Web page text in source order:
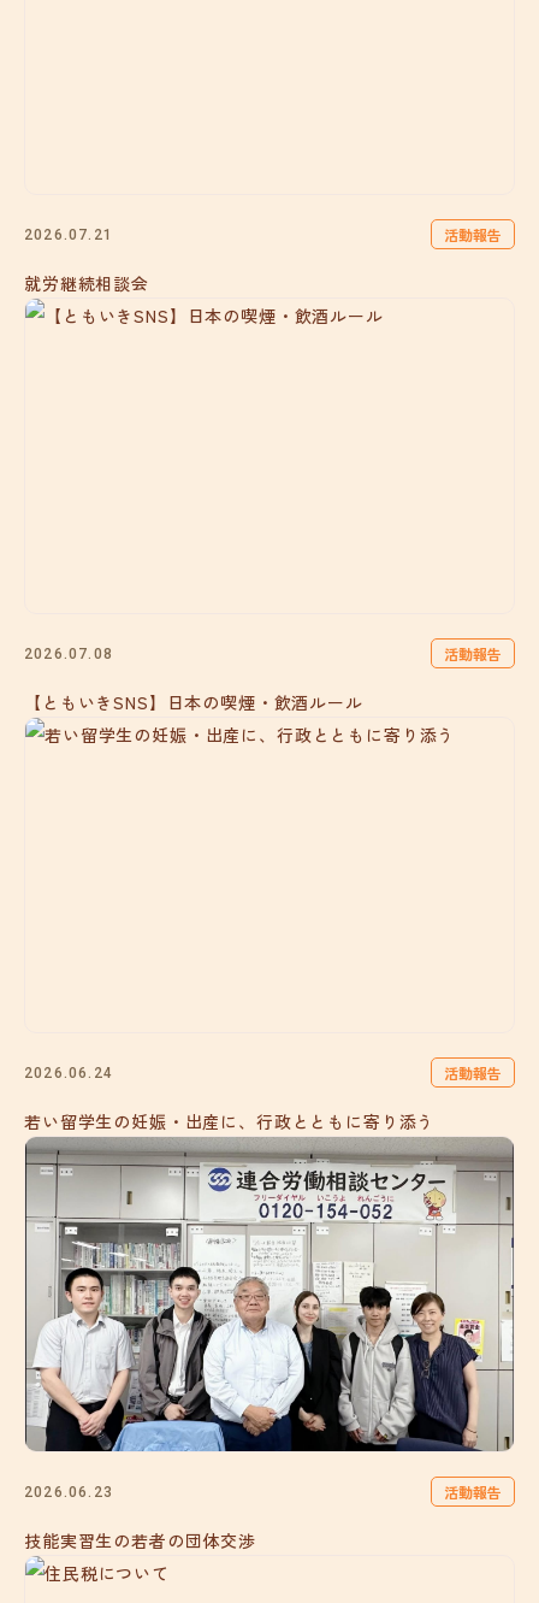
2026.07.21 活動報告
就労継続相談会
2026.07.08 活動報告
【ともいきSNS】日本の喫煙・飲酒ルール
2026.06.24 活動報告
若い留学生の妊娠・出産に、行政とともに寄り添う
2026.06.23 活動報告
技能実習生の若者の団体交渉